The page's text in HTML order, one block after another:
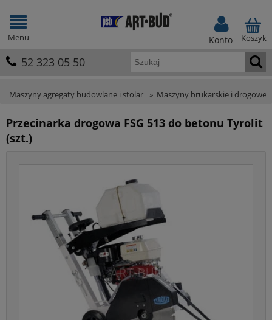
Koszyk
Konto
52 323 05 50
Menu
Maszyny agregaty budowlane i stolar » Maszyny brukarskie i drogowe
Przecinarka drogowa FSG 513 do betonu Tyrolit
(szt.)